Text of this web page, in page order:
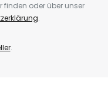
finden oder über unser
.
.